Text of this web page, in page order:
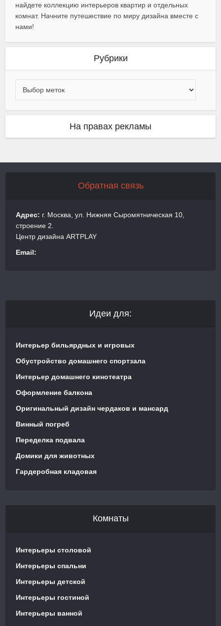
найдете коллекцию интерьеров квартир и отдельных
комнат. Начните путешествие по миру дизайна вместе с
нами!
Рубрики
На правах рекламы
Обратная связь
Адрес: г. Москва, ул. Нижняя Сыромятническая 10,
строение 2.
Центр дизайна ARTPLAY
Email:
Идеи для:
Интерьер бильярдных и игровых
Обустройство домашнего спортзала
Интерьер домашнего кинотеатра
Оформление балкона
Оригинальный дизайн чердаков и мансард
Винный погреб
Переделка подвала
Домики для животных
Гардеробная кладовая
Комнаты
Интерьеры столовой
Интерьеры спальни
Интерьеры детской
Интерьеры гостиной
Интерьеры ванной